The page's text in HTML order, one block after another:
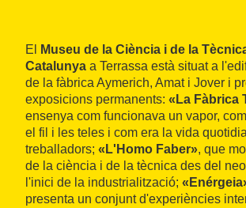
El
Museu de la Ciència i de la
Catalunya a Terrassa està situat a
de la fàbrica Aymerich, Amat i Jover i
exposicions permanents: «La Fàbrica
ensenya com funcionava un vapor,
el fil i les teles i com era la vida
treballadors; «L'Homo Faber», que
de la ciència i de la tècnica des del
l'inici de la industrialització;
presenta un conjunt d'experiències